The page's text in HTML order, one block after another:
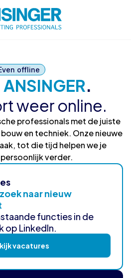
offline
.
weer online.
professionals met de juiste
en techniek. Onze nieuwe
tot die tijd helpen we je
verder.
naar nieuw
functies in de
op LinkedIn.
vacatures